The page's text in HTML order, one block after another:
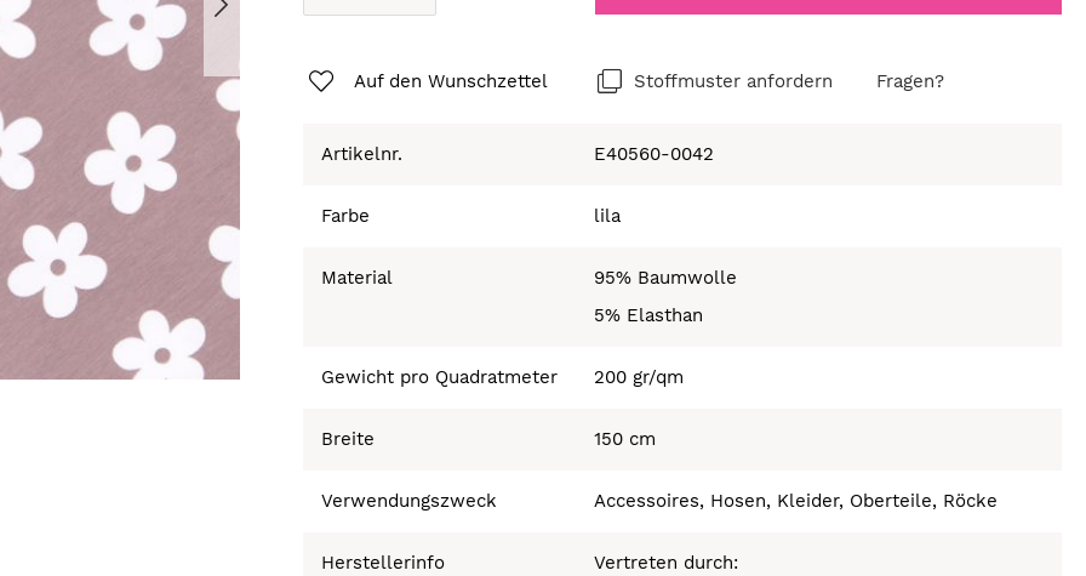
Auf den Wunschzettel Stoffmuster anfordern Fragen?
Artikelnr. E40560-0042
Farbe lila
Material
95% Baumwolle
5% Elasthan
Gewicht pro Quadratmeter 200 gr/qm
Breite 150 cm
Verwendungszweck Accessoires, Hosen, Kleider, Oberteile, Röcke
Herstellerinfo
Vertreten durch: